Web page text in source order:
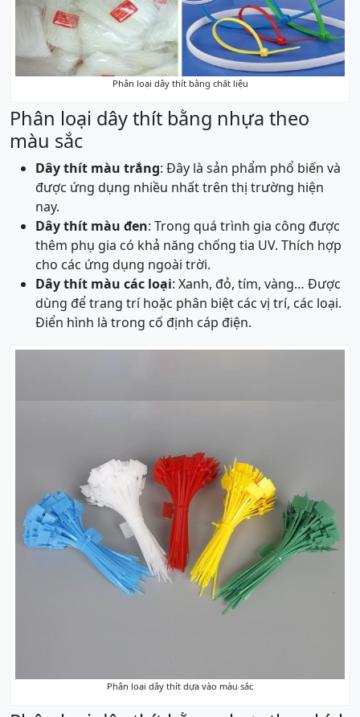
Phân loại dây thít bằng chất liệu
Phân loại dây thít bằng nhựa theo
màu sắc
Dây thít màu trắng: Đây là sản phẩm phổ biến và
được ứng dụng nhiều nhất trên thị trường hiện
nay.
Dây thít màu đen: Trong quá trình gia công được
thêm phụ gia có khả năng chống tia UV. Thích hợp
cho các ứng dụng ngoài trời.
Dây thít màu các loại: Xanh, đỏ, tím, vàng… Được
dùng để trang trí hoặc phân biệt các vị trí, các loại.
Điển hình là trong cố định cáp điện.
Phân loại dây thít dựa vào màu sắc